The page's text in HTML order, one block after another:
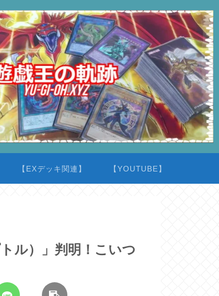
【EXデッキ関連】 【YOUTUBE】
ル）」判明！こいつ